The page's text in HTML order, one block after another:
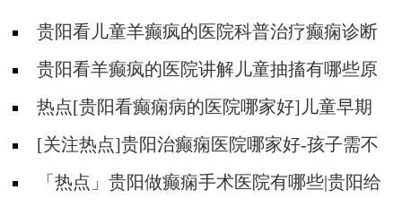
贵阳看儿童羊癫疯的医院科普治疗癫痫诊断
治疗的注意事项!
贵阳看羊癫疯的医院讲解儿童抽搐有哪些原
因?热点[贵阳看癫痫病的医院哪家好]儿童早期
癫痫发作有什么症状？
[关注热点]贵阳治癫痫医院哪家好-孩子需不
需要治疗？
「热点」贵阳做癫痫手术医院有哪些|贵阳给